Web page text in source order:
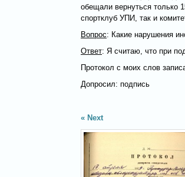
обещали вернуться только
спортклуб УПИ, так и
Вопрос: Какие нарушения
Ответ: Я считаю, что при
Протокол с моих слов
Допросил: подпись
Next